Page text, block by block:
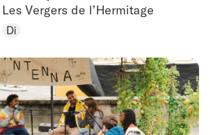
Les Vergers de l’Hermitage
Di